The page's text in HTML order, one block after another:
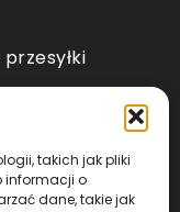
takich jak pliki
informacji o
dane, takie jak